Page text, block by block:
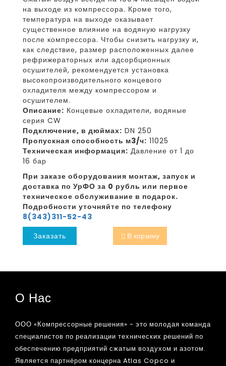
на выходе из компрессора. Кроме того,
температура на выходе оказывает
существенное влияние на водяную нагрузку
после компрессора. Чтобы снизить нагрузку и,
как следствие, размер расположенных далее
рефрижераторных или адсорбционных
осушителей, рекомендуется установка
высокопроизводительного концевого
охладителя между компрессором и
осушителем.
Описание: Концевые охладители, водяные
серия CW
Подключение, в дюймах: DN 250
Пропускная способность м3/ч: 11025
Техническая информация: Давление от 1 до
16 бар
При заказе оборудования монтаж, запуск и
доставка по УрФО за 0 рубль или первое
техническое обслуживание в подарок.
Подробности уточняйте по телефону
8(343)311-52-43
Заказать
В корзину
О Нас
ООО «Компрессорные решения» - это молодая команда
специалистов по реализации технических решений по
обеспечению предприятий сжатым воздухом и азотом.
Является партнёром концерна Atlas Copco и